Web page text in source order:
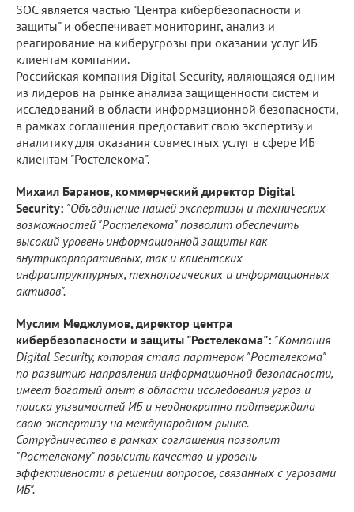
SOC является частью "Центра кибербезопасности и
защиты" и обеспечивает мониторинг, анализ и
реагирование на киберугрозы при оказании услуг ИБ
клиентам компании.
Российская компания Digital Security, являющаяся одним
из лидеров на рынке анализа защищенности систем и
исследований в области информационной безопасности,
в рамках соглашения предоставит свою экспертизу и
аналитику для оказания совместных услуг в сфере ИБ
клиентам "Ростелекома".
Михаил Баранов, коммерческий директор Digital
Security: "Объединение нашей экспертизы и технических
возможностей "Ростелекома" позволит обеспечить
высокий уровень информационной защиты как
внутрикорпоративных, так и клиентских
инфраструктурных, технологических и информационных
активов".
Муслим Меджлумов, директор центра
кибербезопасности и защиты "Ростелекома": "Компания
Digital Security, которая стала партнером "Ростелекома"
по развитию направления информационной безопасности,
имеет богатый опыт в области исследования угроз и
поиска уязвимостей ИБ и неоднократно подтверждала
свою экспертизу на международном рынке.
Сотрудничество в рамках соглашения позволит
"Ростелекому" повысить качество и уровень
эффективности в решении вопросов, связанных с угрозами
ИБ".